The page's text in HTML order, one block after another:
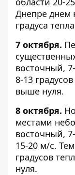
Днепре днем
градуса
7 октября.
восточный,
8-13
выше нуля.
8 октября.
местами
восточный,
15-20 м/с.
градусов
нуля.